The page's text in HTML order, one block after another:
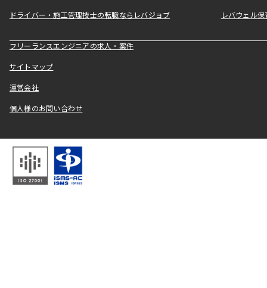
ドライバー・施工管理技士の転職ならレバジョブ レバウェル
フリーランスエンジニアの求人・案件
サイトマップ
運営会社
個人様のお問い合わせ